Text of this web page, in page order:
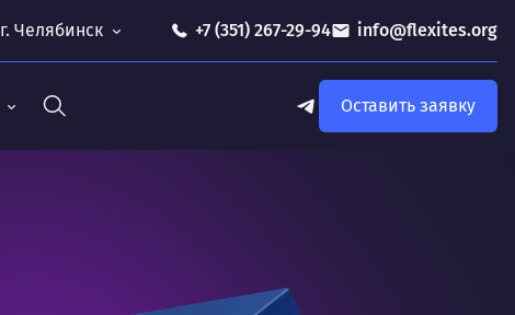
г. Челябинск +7 (351) 267-29-94 info@flexites.org
Оставить заявку